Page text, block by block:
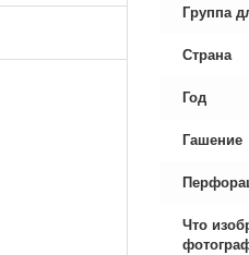
Группа
Страна
Год
Гашение
Что